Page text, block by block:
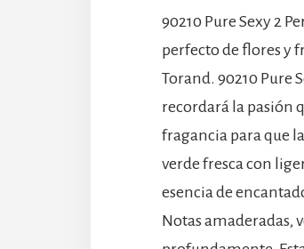
90210 Pure Sexy 2
perfecto de flores y
Torand. 90210 Pure
recordará la pasión
fragancia para que
verde fresca con
esencia de
Notas amaderadas,